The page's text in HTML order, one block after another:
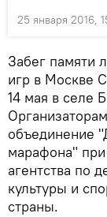
25 января 2016,
Забег памяти
игр в Москве
14 мая в селе
объединение
марафона" при
агентства по
культуры и
страны.